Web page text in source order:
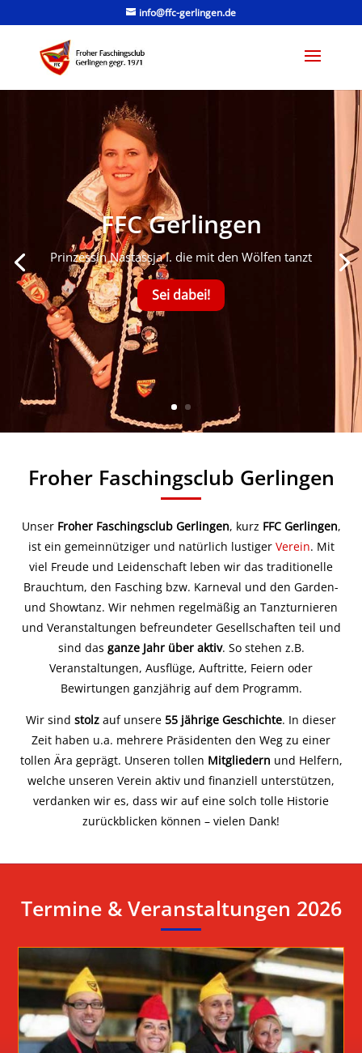
info@ffc-gerlingen.de
FFC Gerlingen
Prinzessin Nastassja I. die mit den Wölfen tanzt
Sei dabei!
Froher Faschingsclub Gerlingen
Unser Froher Faschingsclub Gerlingen, kurz FFC Gerlingen,
ist ein gemeinnütziger und natürlich lustiger Verein. Mit
viel Freude und Leidenschaft leben wir das traditionelle
Brauchtum, den Fasching bzw. Karneval und den Garden-
und Showtanz. Wir nehmen regelmäßig an Tanzturnieren
und Veranstaltungen befreundeter Gesellschaften teil und
sind das ganze Jahr über aktiv. So stehen z.B.
Veranstaltungen, Ausflüge, Auftritte, Feiern oder
Bewirtungen ganzjährig auf dem Programm.
Wir sind stolz auf unsere 55 jährige Geschichte. In dieser
Zeit haben u.a. mehrere Präsidenten den Weg zu einer
tollen Ära geprägt. Unseren tollen Mitgliedern und Helfern,
welche unseren Verein aktiv und finanziell unterstützen,
verdanken wir es, dass wir auf eine solch tolle Historie
zurückblicken können – vielen Dank!
Termine & Veranstaltungen 2026